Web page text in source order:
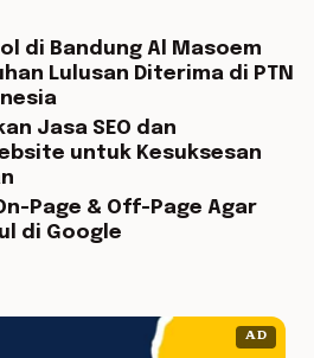
di Bandung Al Masoem
Lulusan Diterima di PTN
Jasa SEO dan
untuk Kesuksesan
Page & Off-Page Agar
di Google
AD